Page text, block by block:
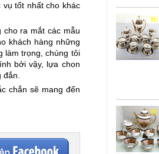
tốt nhất cho khác
cho ra mắt các mẫu
khách hàng những
làm trọng, chúng tôi
bởi vậy, lựa chon
đắn.
chắn sẽ mang đến